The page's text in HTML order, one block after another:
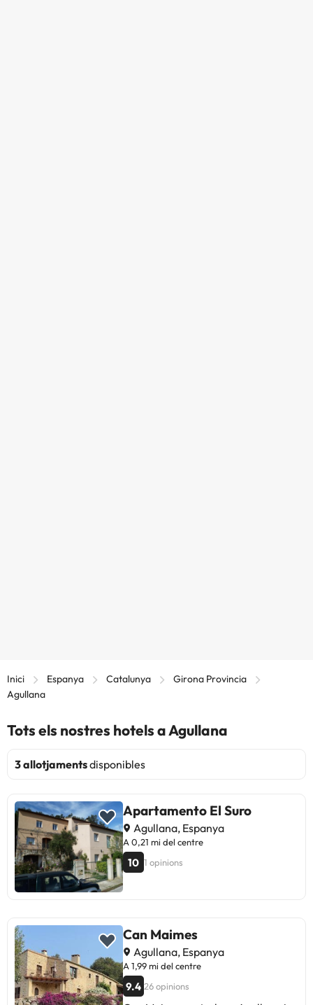
Inici Espanya Catalunya
Girona Provincia
Agullana
Tots els nostres hotels a Agullana
3 allotjamentsdisponibles
Apartamento El Suro
Agullana, Espanya
A 0,21 mi del centre
10 1 opinions
Can Maimes
Agullana, Espanya
A 1,99 mi del centre
9.4 26 opinions